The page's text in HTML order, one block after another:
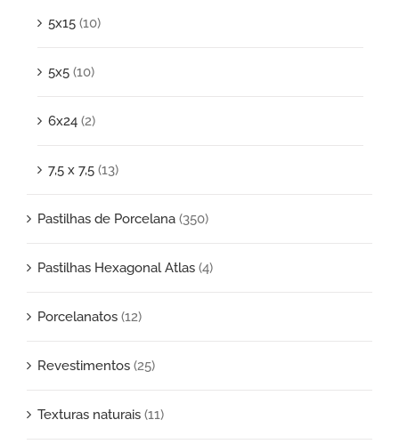
5x15 (10)
5x5 (10)
6x24 (2)
7,5 x 7,5 (13)
Pastilhas de Porcelana (350)
Pastilhas Hexagonal Atlas (4)
Porcelanatos (12)
Revestimentos (25)
Texturas naturais (11)